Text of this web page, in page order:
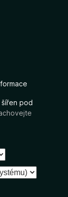
pod